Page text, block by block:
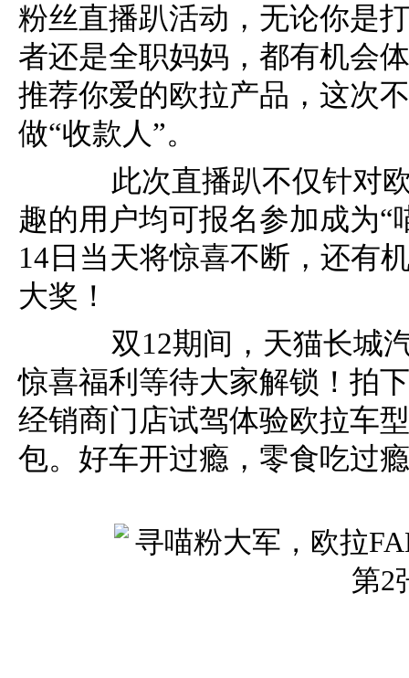
粉丝直播趴活动，无论你是
者还是全职妈妈，都有机会
推荐你爱的欧拉产品，这次
做“收款人”。
此次直播趴不仅针对欧
趣的用户均可报名参加成为“
14日当天将惊喜不断，还有
大奖！
双12期间，天猫长城汽
惊喜福利等待大家解锁！拍
经销商门店试驾体验欧拉车
包。好车开过瘾，零食吃过